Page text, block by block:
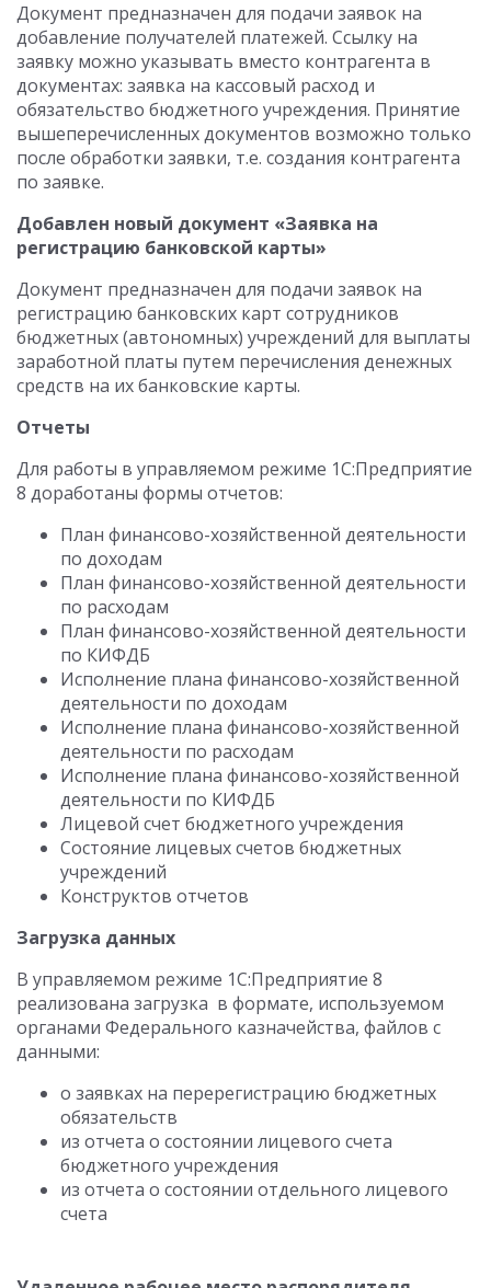
Документ предназначен для подачи заявок на
добавление получателей платежей. Ссылку на
заявку можно указывать вместо контрагента в
документах: заявка на кассовый расход и
обязательство бюджетного учреждения. Принятие
вышеперечисленных документов возможно только
после обработки заявки, т.е. создания контрагента
по заявке.
Добавлен новый документ «Заявка на
регистрацию банковской карты»
Документ предназначен для подачи заявок на
регистрацию банковских карт сотрудников
бюджетных (автономных) учреждений для выплаты
заработной платы путем перечисления денежных
средств на их банковские карты.
Отчеты
Для работы в управляемом режиме 1С:Предприятие
8 доработаны формы отчетов:
План финансово-хозяйственной деятельности
по доходам
План финансово-хозяйственной деятельности
по расходам
План финансово-хозяйственной деятельности
по КИФДБ
Исполнение плана финансово-хозяйственной
деятельности по доходам
Исполнение плана финансово-хозяйственной
деятельности по расходам
Исполнение плана финансово-хозяйственной
деятельности по КИФДБ
Лицевой счет бюджетного учреждения
Состояние лицевых счетов бюджетных
учреждений
Конструктов отчетов
Загрузка данных
В управляемом режиме 1С:Предприятие 8
реализована загрузка в формате, используемом
органами Федерального казначейства, файлов с
данными:
о заявках на перерегистрацию бюджетных
обязательств
из отчета о состоянии лицевого счета
бюджетного учреждения
из отчета о состоянии отдельного лицевого
счета